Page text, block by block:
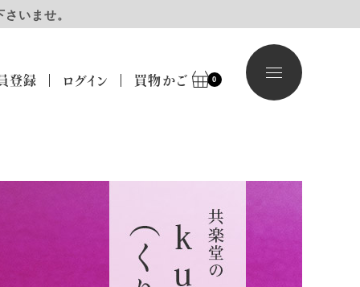
いませ。
登録 ログイン 買物かご 0